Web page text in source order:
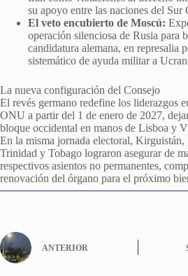
su apoyo entre las naciones del Sur
El veto encubierto de Moscú:
operación silenciosa de Rusia para
candidatura alemana, en represalia
sistemático de ayuda militar a
La nueva configuración del Consejo
El revés germano redefine los liderazgos
ONU a partir del 1 de enero de 2027,
bloque occidental en manos de Lisboa y
En la misma jornada electoral,
Trinidad y Tobago lograron asegurar de
respectivos asientos no permanentes,
renovación del órgano para el próximo
ANTERIOR